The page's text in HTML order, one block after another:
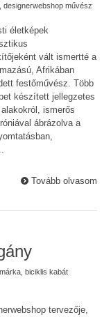
designerwebshop művész
életképek
vált ismertté a
Afrikában
festőművész. Több
készített jellegzetes
ismerős
ábrázolva a
Tovább olvasom
biciklis kabát
tervezője,